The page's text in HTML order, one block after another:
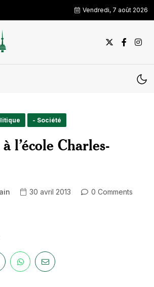
Vendredi, 7 août 2026
- Société
l’école Charles-
30 avril 2013
0 Comments